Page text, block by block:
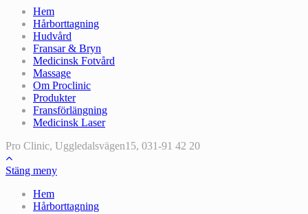
Hem
Hårborttagning
Hudvård
Fransar & Bryn
Medicinsk Fotvård
Massage
Om Proclinic
Produkter
Fransförlängning
Medicinsk Laser
Pro Clinic, Uggledalsvägen15, 031-91 42 20
Stäng meny
Hem
Hårborttagning